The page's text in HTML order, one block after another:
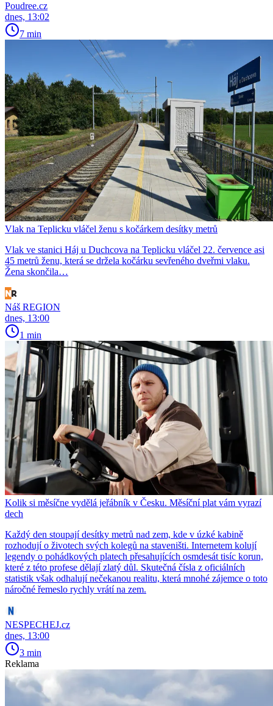
Poudree.cz
dnes, 13:02
7 min
Vlak na Teplicku vláčel ženu s kočárkem desítky metrů
Vlak ve stanici Háj u Duchcova na Teplicku vláčel 22. července asi
45 metrů ženu, která se držela kočárku sevřeného dveřmi vlaku.
Žena skončila…
Náš REGION
dnes, 13:00
1 min
Kolik si měsíčne vydělá jeřábník v Česku. Měsíční plat vám vyrazí
dech
Každý den stoupají desítky metrů nad zem, kde v úzké kabině
rozhodují o životech svých kolegů na staveništi. Internetem kolují
legendy o pohádkových platech přesahujících osmdesát tisíc korun,
které z této profese dělají zlatý důl. Skutečná čísla z oficiálních
statistik však odhalují nečekanou realitu, která mnohé zájemce o toto
náročné řemeslo rychly vrátí na zem.
NESPECHEJ.cz
dnes, 13:00
3 min
Reklama